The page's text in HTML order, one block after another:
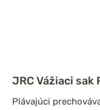
JRC Vážiaci sak
Plávajúci